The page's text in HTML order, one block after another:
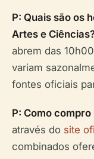
P: Quais são os
Artes e
abrem das
variam
fontes oficiais
P: Como
através do site
combinados